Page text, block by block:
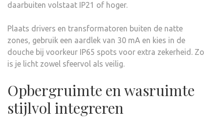
daarbuiten volstaat IP21 of hoger.
Plaats drivers en transformatoren buiten de natte
zones, gebruik een aardlek van 30 mA en kies in de
douche bij voorkeur IP65 spots voor extra zekerheid. Zo
is je licht zowel sfeervol als veilig.
Opbergruimte en wasruimte
stijlvol integreren